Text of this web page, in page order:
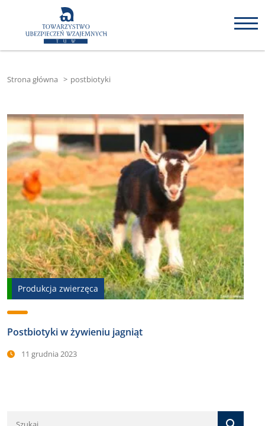
Strona główna > postbiotyki
Produkcja zwierzęca
Postbiotyki w żywieniu jagniąt
11 grudnia 2023